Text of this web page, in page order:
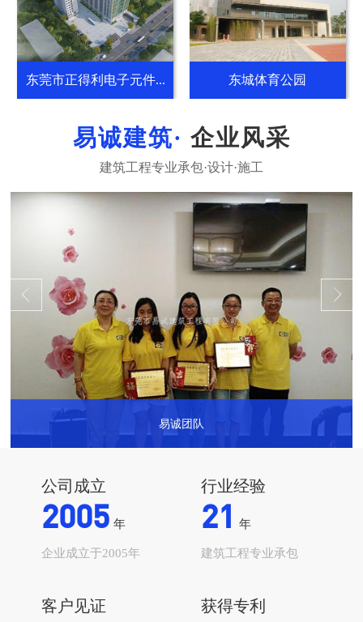
东莞市正得利电子元件... 东城体育公园
企业风采
易诚团队
公司成立
2005 年
企业成立于2005年
行业经验
21 年
建筑工程专业承包
客户见证 获得专利